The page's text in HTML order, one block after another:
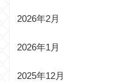
2026年2月
2026年1月
2025年12月